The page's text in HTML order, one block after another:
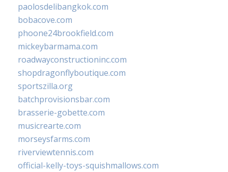
paolosdelibangkok.com
bobacove.com
phoone24brookfield.com
mickeybarmama.com
roadwayconstructioninc.com
shopdragonflyboutique.com
sportszilla.org
batchprovisionsbar.com
brasserie-gobette.com
musicrearte.com
morseysfarms.com
riverviewtennis.com
official-kelly-toys-squishmallows.com